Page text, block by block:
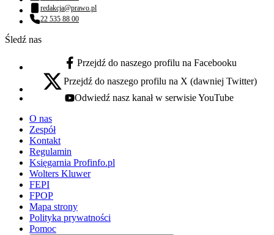
Numer telefonu:
Adres email:
redakcja@prawo.pl
Numer telefonu:
22 535 88 00
Śledź nas
facebook - otwiera się w nowej karcie
Przejdź do naszego profilu na Facebooku
x - otwiera się w nowej karcie
Przejdź do naszego profilu na X (dawniej Twitter)
youtube - otwiera się w nowej karcie
Odwiedź nasz kanał w serwisie YouTube
O nas
Zespół
Kontakt
Regulamin
Księgarnia Profinfo.pl
Wolters Kluwer
FEPI
FPOP
Mapa strony
Polityka prywatności
Pomoc